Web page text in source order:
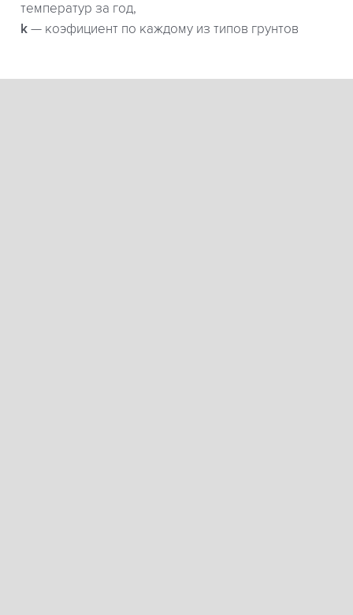
температур за год,
k — коэфициент по каждому из типов грунтов